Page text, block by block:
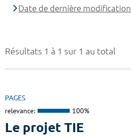
Résultats 1 à 1 sur 1 au total
PAGES
relevance: 100%
Le projet TIE
Date de dernière modification